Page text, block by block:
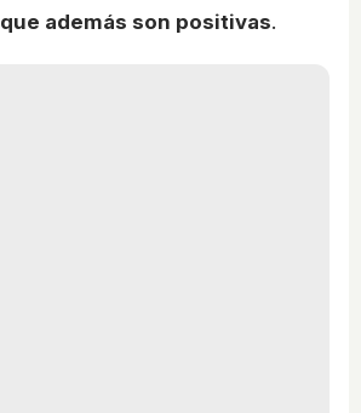
que además son positivas.